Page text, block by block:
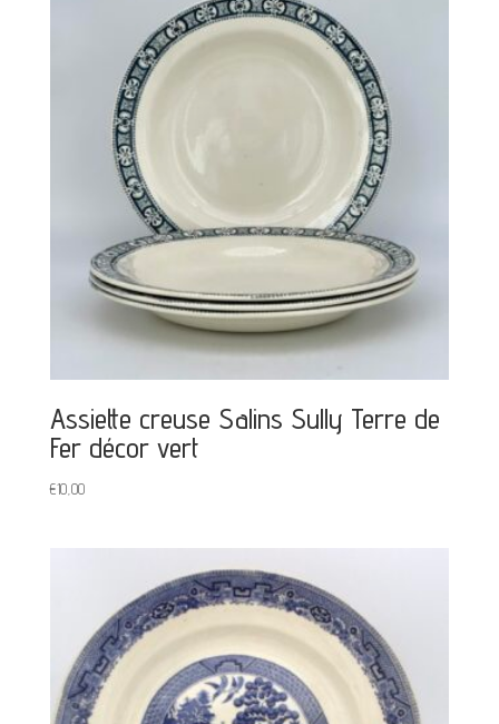
Assiette creuse Salins Sully Terre de
Fer décor vert
€10,00